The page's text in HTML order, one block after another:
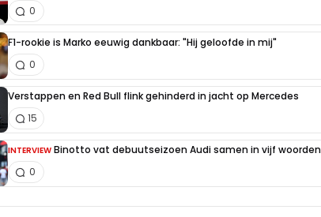
0
F1-rookie is Marko eeuwig dankbaar: "Hij geloofde in mij"
0
Verstappen en Red Bull flink gehinderd in jacht op Mercedes
15
INTERVIEW Binotto vat debuutseizoen Audi samen in vijf woorden
0